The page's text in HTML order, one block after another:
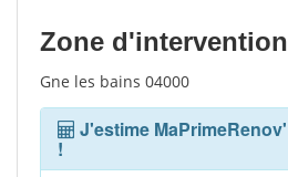
Zone d'intervention
Gne les bains 04000